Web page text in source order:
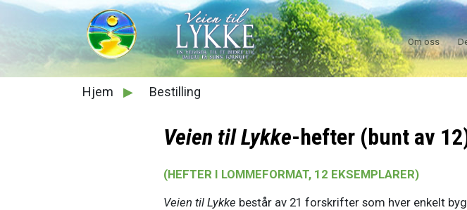
Om oss
Hjem ▶ Bestilling
Veien til Lykke-hefter (bunt av
(HEFTER I LOMMEFORMAT, 12 EKSEMPLARER)
Veien til Lykke består av 21 forskrifter som hver enkelt